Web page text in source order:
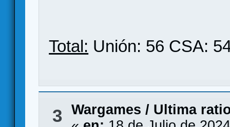
Total: Unión: 56 CSA:
3 Wargames / Ultima